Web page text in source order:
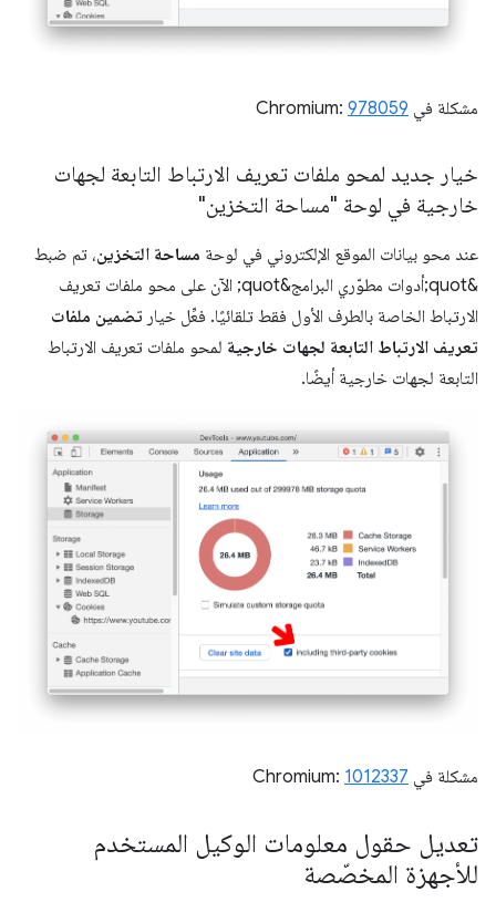
مشكلة في Chromium: 978059
خيار جديد لمحو ملفات تعريف الارتباط التابعة لجهات
خارجية في لوحة "مساحة التخزين"
عند محو بيانات الموقع الإلكتروني في لوحة مساحة التخزين، تم ضبط
&quot;أدوات مطوّري البرامج&quot; الآن على محو ملفات تعريف
الارتباط الخاصة بالطرف الأول فقط تلقائيًا. فعِّل خيار تضمين ملفات
تعريف الارتباط التابعة لجهات خارجية لمحو ملفات تعريف الارتباط
التابعة لجهات خارجية أيضًا.
مشكلة في Chromium: 1012337
تعديل حقول معلومات الوكيل المستخدم
للأجهزة المخصّصة